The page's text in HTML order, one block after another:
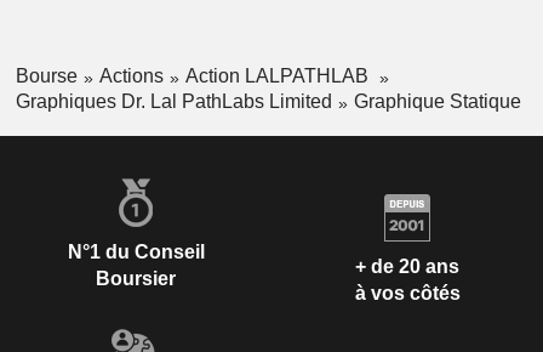
Bourse Actions
Action LALPATHLAB
Graphiques Dr. Lal PathLabs Limited
Graphique Statique
N°1 du Conseil
Boursier
+ de 20 ans
à vos côtés